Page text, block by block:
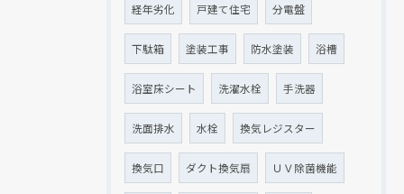
経年劣化 戸建て住宅 分電盤
下駄箱 塗装工事 防水塗装 浴槽
浴室床シート 洗濯水栓 手洗器
洗面排水 水栓 換気レジスター
換気口 ダクト換気扇 ＵＶ除菌機能